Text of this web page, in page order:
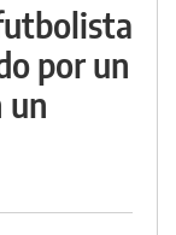
por un
un